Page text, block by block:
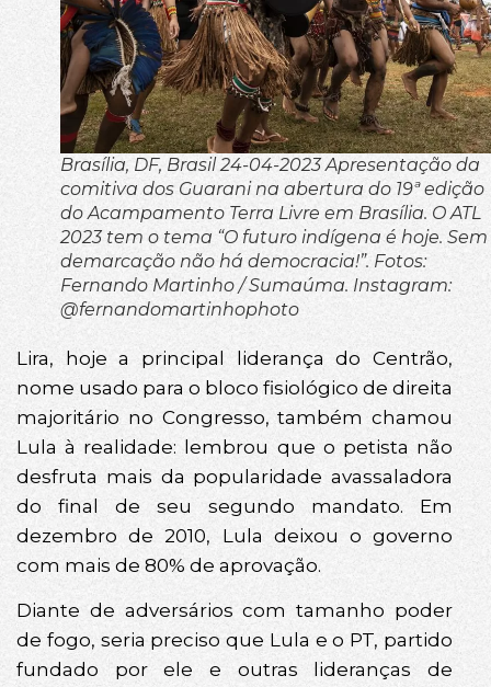
Brasília, DF, Brasil 24-04-2023 Apresentação da
comitiva dos Guarani na abertura do 19ª edição
do Acampamento Terra Livre em Brasília. O ATL
2023 tem o tema “O futuro indígena é hoje. Sem
demarcação não há democracia!”. Fotos:
Fernando Martinho / Sumaúma. Instagram:
@fernandomartinhophoto
Lira, hoje a principal liderança do Centrão,
nome usado para o bloco fisiológico de direita
majoritário no Congresso, também chamou
Lula à realidade: lembrou que o petista não
desfruta mais da popularidade avassaladora
do final de seu segundo mandato. Em
dezembro de 2010, Lula deixou o governo
com mais de 80% de aprovação.
Diante de adversários com tamanho poder
de fogo, seria preciso que Lula e o PT, partido
fundado por ele e outras lideranças de